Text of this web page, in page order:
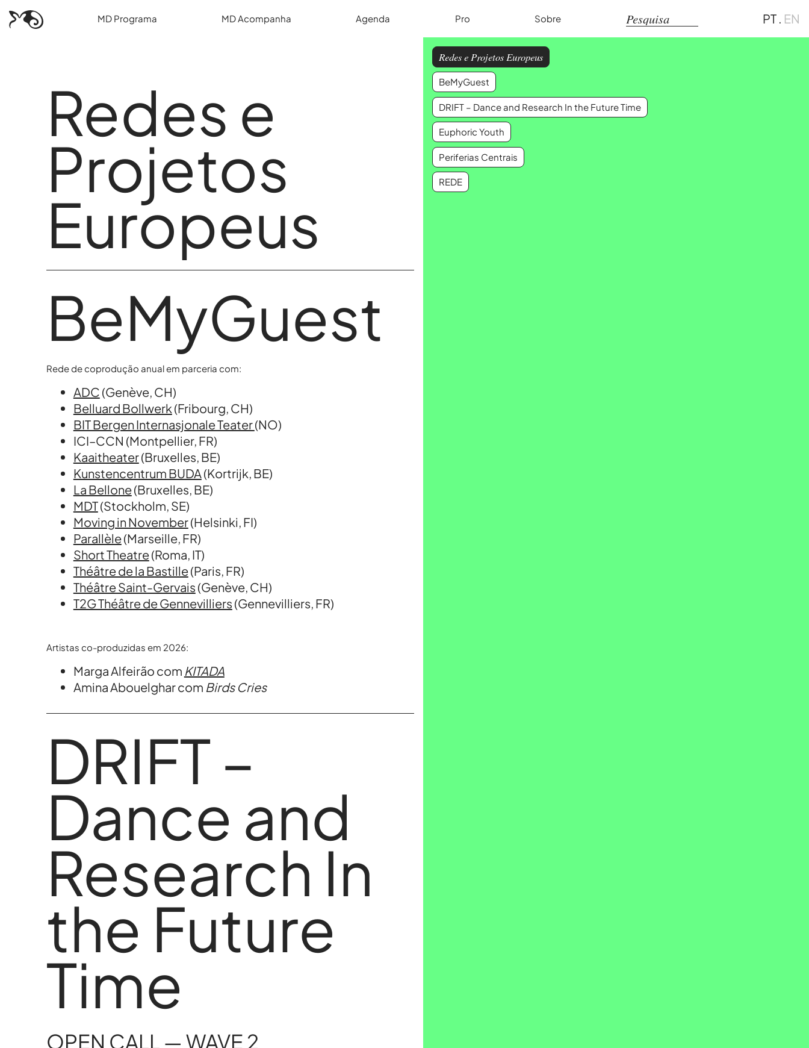
MD Programa MD Acompanha Agenda Pro Sobre PT . EN
Redes e
Projetos
Europeus
BeMyGuest
Rede de coprodução anual em parceria com:
ADC (Genève, CH)
Belluard Bollwerk (Fribourg, CH)
BIT Bergen Internasjonale Teater(NO)
ICI–CCN (Montpellier, FR)
Kaaitheater(Bruxelles, BE)
Kunstencentrum BUDA (Kortrijk, BE)
La Bellone(Bruxelles, BE)
MDT(Stockholm, SE)
Moving in November(Helsinki, FI)
Parallèle(Marseille, FR)
Short Theatre(Roma, IT)
Théâtre de la Bastille(Paris, FR)
Théâtre Saint-Gervais (Genève, CH)
T2G Théâtre de Gennevilliers (Gennevilliers, FR)
Artistas co-produzidas em 2026:
Marga Alfeirão com KITADA
Amina Abouelghar com Birds Cries
DRIFT –
Dance and
Research In
the Future
Time
OPEN CALL — WAVE 2
Redes e Projetos Europeus
BeMyGuest
DRIFT – Dance and Research In the Future Time
Euphoric Youth
Periferias Centrais
REDE